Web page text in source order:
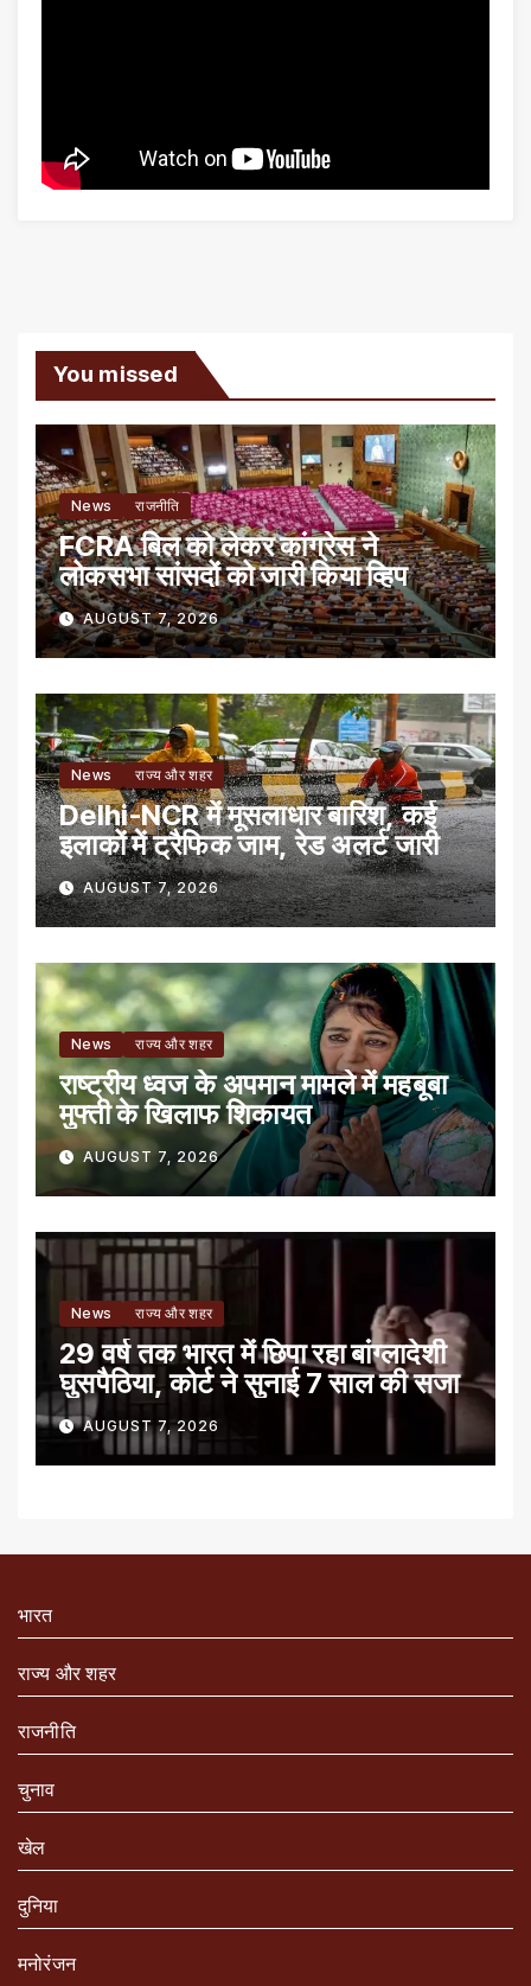
You missed
News राजनीति
FCRA बिल को लेकर कांग्रेस ने
लोकसभा सांसदों को जारी किया व्हिप
AUGUST 7, 2026
News राज्य और शहर
Delhi-NCR में मूसलाधार बारिश, कई
इलाकों में ट्रैफिक जाम, रेड अलर्ट जारी
AUGUST 7, 2026
News राज्य और शहर
राष्ट्रीय ध्वज के अपमान मामले में महबूबा
मुफ्ती के खिलाफ शिकायत
AUGUST 7, 2026
News राज्य और शहर
29 वर्ष तक भारत में छिपा रहा बांग्लादेशी
घुसपैठिया, कोर्ट ने सुनाई 7 साल की सजा
AUGUST 7, 2026
भारत
राज्य और शहर
राजनीति
चुनाव
खेल
दुनिया
मनोरंजन